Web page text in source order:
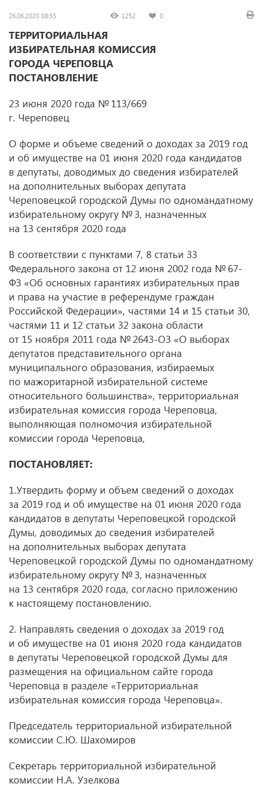
26.06.2020 08:35 1252 0
ТЕРРИТОРИАЛЬНАЯ
ИЗБИРАТЕЛЬНАЯ КОМИССИЯ
ГОРОДА ЧЕРЕПОВЦА
ПОСТАНОВЛЕНИЕ
23 июня 2020 года № 113/669
г. Череповец
О форме и объеме сведений о доходах за 2019 год
и об имуществе на 01 июня 2020 года кандидатов
в депутаты, доводимых до сведения избирателей
на дополнительных выборах депутата
Череповецкой городской Думы по одномандатному
избирательному округу № 3, назначенных
на 13 сентября 2020 года
В соответствии с пунктами 7, 8 статьи 33
Федерального закона от 12 июня 2002 года № 67-
ФЗ «Об основных гарантиях избирательных прав
и права на участие в референдуме граждан
Российской Федерации», частями 14 и 15 статьи 30,
частями 11 и 12 статьи 32 закона области
от 15 ноября 2011 года № 2643-ОЗ «О выборах
депутатов представительного органа
муниципального образования, избираемых
по мажоритарной избирательной системе
относительного большинства», территориальная
избирательная комиссия города Череповца,
выполняющая полномочия избирательной
комиссии города Череповца,
ПОСТАНОВЛЯЕТ:
1.Утвердить форму и объем сведений о доходах
за 2019 год и об имуществе на 01 июня 2020 года
кандидатов в депутаты Череповецкой городской
Думы, доводимых до сведения избирателей
на дополнительных выборах депутата
Череповецкой городской Думы по одномандатному
избирательному округу № 3, назначенных
на 13 сентября 2020 года, согласно приложению
к настоящему постановлению.
2. Направлять сведения о доходах за 2019 год
и об имуществе на 01 июня 2020 года кандидатов
в депутаты Череповецкой городской Думы для
размещения на официальном сайте города
Череповца в разделе «Территориальная
избирательная комиссия города Череповца».
Председатель территориальной избирательной
комиссии С.Ю. Шахомиров
Секретарь территориальной избирательной
комиссии Н.А. Узелкова